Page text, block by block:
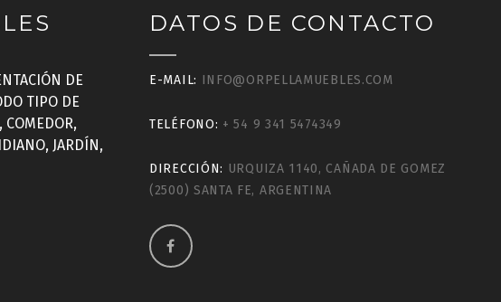
DE
TIPO DE
COMEDOR,
JARDÍN,
DATOS DE CONTACTO
E-MAIL: INFO@ORPELLAMUEBLES.COM
TELÉFONO: + 54 9 341 5474349
DIRECCIÓN: URQUIZA 1140, CAÑADA DE GOMEZ
(2500) SANTA FE, ARGENTINA